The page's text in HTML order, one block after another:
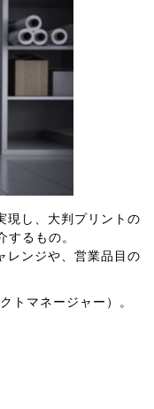
現し、大判プリントの
るもの。
レンジや、営業品目の
トマネージャー）。